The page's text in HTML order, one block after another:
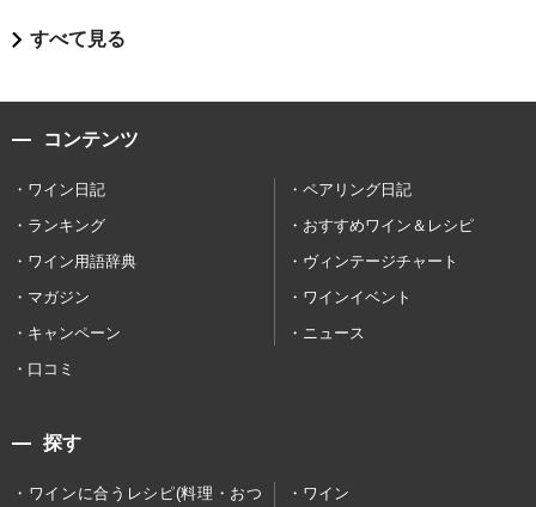
すべて見る
コンテンツ
ワイン日記
ペアリング日記
ランキング
おすすめワイン＆レシピ
ワイン用語辞典
ヴィンテージチャート
マガジン
ワインイベント
キャンペーン
ニュース
口コミ
探す
ワインに合うレシピ(料理・おつ
ワイン